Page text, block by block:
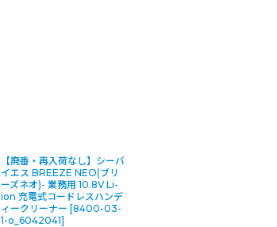
【廃番・再入荷なし】シーバ
イエス BREEZE NEO(ブリ
ーズネオ)- 業務用 10.8V Li-
ion 充電式コードレスハンデ
ィークリーナー [8400-03-
1-o_6042041]